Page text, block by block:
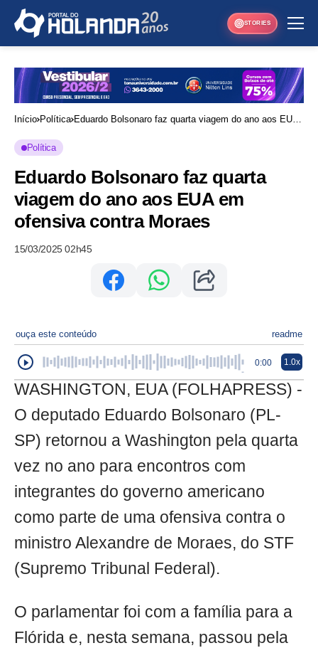
STORIES
Início Política Eduardo Bolsonaro faz quarta viagem do ano aos EUA
Política
Eduardo Bolsonaro faz quarta
viagem do ano aos EUA em
ofensiva contra Moraes
15/03/2025 02h45
ouça este conteúdo readme
0:00 1.0x
WASHINGTON, EUA (FOLHAPRESS) -
O deputado Eduardo Bolsonaro (PL-
SP) retornou a Washington pela quarta
vez no ano para encontros com
integrantes do governo americano
como parte de uma ofensiva contra o
ministro Alexandre de Moraes, do STF
(Supremo Tribunal Federal).
O parlamentar foi com a família para a
Flórida e, nesta semana, passou pela